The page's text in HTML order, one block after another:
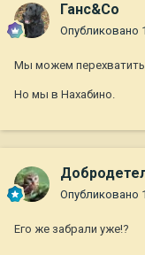
Ганс&Co
Опубликовано
Мы можем
Но мы в Нахабино.
Опубликовано
Его же забрали уже!?